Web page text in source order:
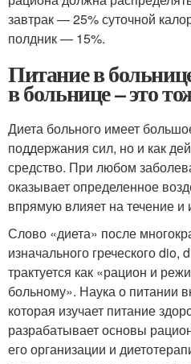
завтрак — 25% суточной
полдник — 15%.
Питание в
в больнице – это
Диета больного имеет
поддержания сил, но и как
средство. При любом
оказывает определенное
впрямую влияет на течение и
Слово «диета» после
изначального греческого dio,
трактуется как «рацион и
больному». Наука о питании
которая изучает питание
разрабатывает основы
его организации и